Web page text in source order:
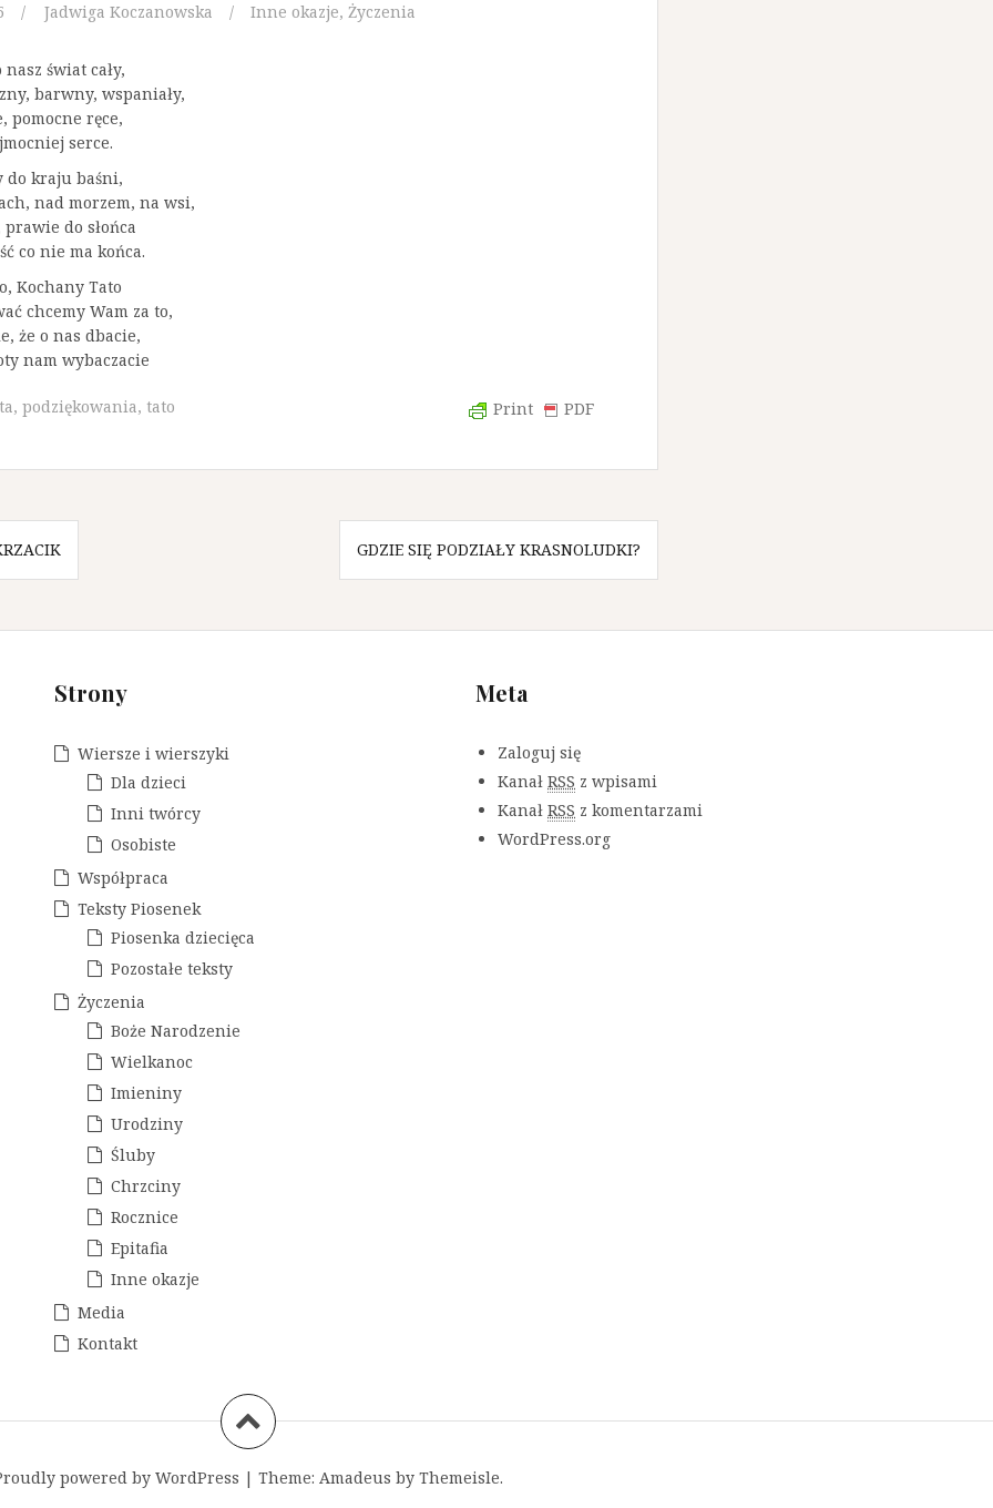
Jadwiga Koczanowska Inne okazje, Życzenia
świat cały,
barwny, wspaniały,
pomocne ręce,
serce.
do kraju baśni,
nad morzem, na wsi,
do słońca
co nie ma końca.
Kochany Tato
chcemy Wam za to,
że o nas dbacie,
nam wybaczacie
Print PDF
, podziękowania, tato
GDZIE SIĘ PODZIAŁY KRASNOLUDKI?
Strony
Wiersze i wierszyki
Dla dzieci
Inni twórcy
Osobiste
Współpraca
Teksty Piosenek
Piosenka dziecięca
Pozostałe teksty
Życzenia
Boże Narodzenie
Wielkanoc
Imieniny
Urodziny
Śluby
Chrzciny
Rocznice
Epitafia
Inne okazje
Media
Kontakt
Meta
Zaloguj się
Kanał RSS z wpisami
Kanał RSS z komentarzami
WordPress.org
powered by WordPress | Theme: Amadeus by Themeisle.